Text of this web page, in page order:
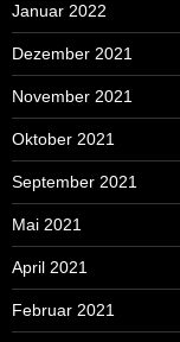
Januar 2022
Dezember 2021
November 2021
Oktober 2021
September 2021
Mai 2021
April 2021
Februar 2021